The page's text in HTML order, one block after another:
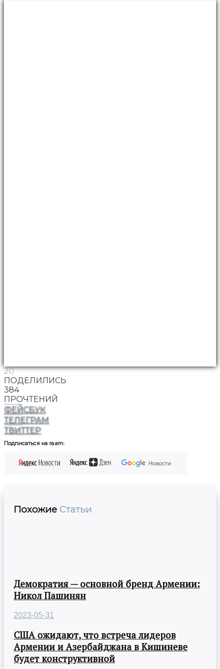
20
ПОДЕЛИЛИСЬ
384
ПРОЧТЕНИЙ
ФЕЙСБУК
ТЕЛЕГРАМ
ТВИТТЕР
Подписаться на ra.am:
Похожие Статьи
Демократия — основной бренд Армении:
Никол Пашинян
2023-05-31
США ожидают, что встреча лидеров
Армении и Азербайджана в Кишиневе
будет конструктивной